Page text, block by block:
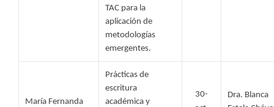
TAC para la
aplicación de
metodologías
emergentes.
María Fernanda
Prácticas de
escritura
académica y
30-
Dra. Blanca